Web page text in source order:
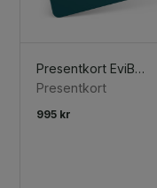
Presentkort EviBody Basic
Presentkort
995 kr